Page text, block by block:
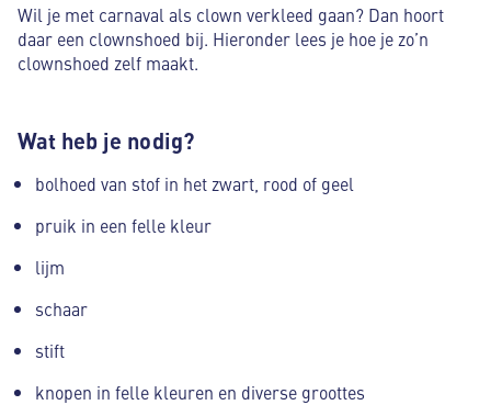
Wil je met carnaval als clown verkleed gaan? Dan hoort
daar een clownshoed bij. Hieronder lees je hoe je zo’n
clownshoed zelf maakt.
Wat heb je nodig?
bolhoed van stof in het zwart, rood of geel
pruik in een felle kleur
lijm
schaar
stift
knopen in felle kleuren en diverse groottes